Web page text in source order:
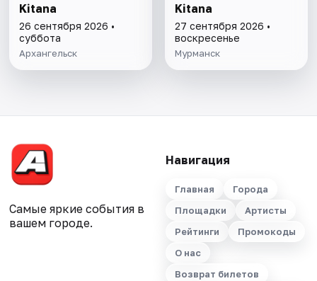
Kitana
26 сентября 2026 •
суббота
Архангельск
Kitana
27 сентября 2026 •
воскресенье
Мурманск
Самые яркие события в
вашем городе.
Навигация
Главная
Города
Площадки
Артисты
Рейтинги
Промокоды
О нас
Возврат билетов